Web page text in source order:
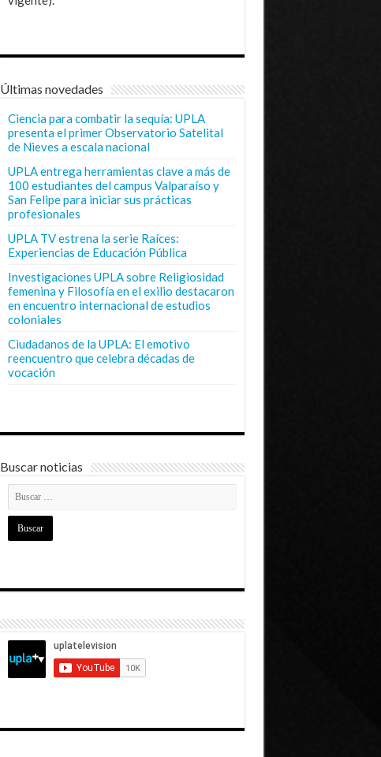
Últimas novedades
Ciencia para combatir la sequía: UPLA
presenta el primer Observatorio Satelital
de Nieves a escala nacional
UPLA entrega herramientas clave a más de
100 estudiantes del campus Valparaíso y
San Felipe para iniciar sus prácticas
profesionales
UPLA TV estrena la serie Raíces:
Experiencias de Educación Pública
Investigaciones UPLA sobre Religiosidad
femenina y Filosofía en el exilio destacaron
en encuentro internacional de estudios
coloniales
Ciudadanos de la UPLA: El emotivo
reencuentro que celebra décadas de
vocación
Buscar noticias